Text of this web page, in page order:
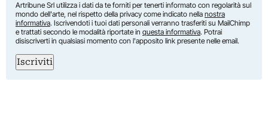
Artribune Srl utilizza i dati da te forniti per tenerti informato con regolarità sul
mondo dell'arte, nel rispetto della privacy come indicato nella nostra
informativa. Iscrivendoti i tuoi dati personali verranno trasferiti su MailChimp
e trattati secondo le modalità riportate in questa informativa. Potrai
disiscriverti in qualsiasi momento con l'apposito link presente nelle email.
Iscriviti